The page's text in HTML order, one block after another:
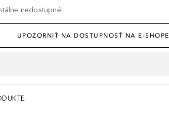
nedostupné
UPOZORNIŤ NA DOSTUPNOSŤ NA E-SHOPE